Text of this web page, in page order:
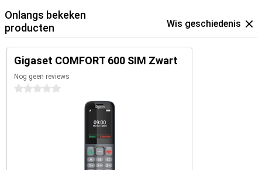
Onlangs bekeken
producten
Wis geschiedenis
Gigaset COMFORT 600 SIM Zwart
Nog geen reviews
0 sterren